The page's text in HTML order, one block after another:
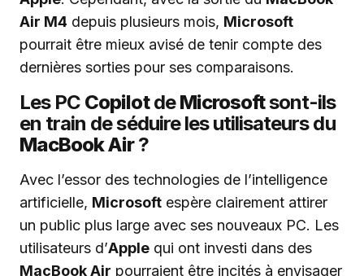
Air M4 depuis plusieurs mois, Microsoft
pourrait être mieux avisé de tenir compte des
dernières sorties pour ses comparaisons.
Les PC CopilotdeMicrosoftsont-ils
en train de séduire les utilisateurs du
MacBook Air?
Avec l’essor des technologies de l’intelligence
artificielle, Microsoft espère clairement attirer
un public plus large avec ses nouveaux PC. Les
utilisateurs d’Apple qui ont investi dans des
MacBook Air pourraient être incités à envisager